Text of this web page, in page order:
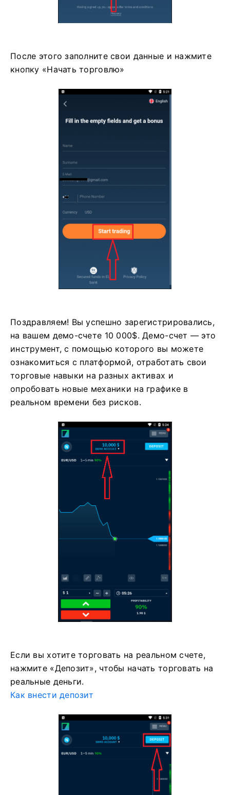
После этого заполните свои данные и нажмите
кнопку «Начать торговлю»
Поздравляем! Вы успешно зарегистрировались,
на вашем демо-счете 10 000$. Демо-счет — это
инструмент, с помощью которого вы можете
ознакомиться с платформой, отработать свои
торговые навыки на разных активах и
опробовать новые механики на графике в
реальном времени без рисков.
Если вы хотите торговать на реальном счете,
нажмите «Депозит», чтобы начать торговать на
реальные деньги.
Как внести депозит